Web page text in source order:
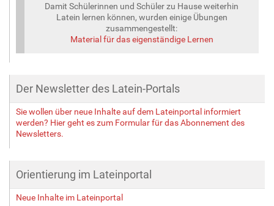
Damit Schülerinnen und Schüler zu Hause weiterhin
Latein lernen können, wurden einige Übungen
zusammengestellt:
Material für das eigenständige Lernen
Der Newsletter des Latein-Portals
Sie wollen über neue Inhalte auf dem Lateinportal informiert
werden? Hier geht es zum Formular für das Abonnement des
Newsletters.
Orientierung im Lateinportal
Neue Inhalte im Lateinportal